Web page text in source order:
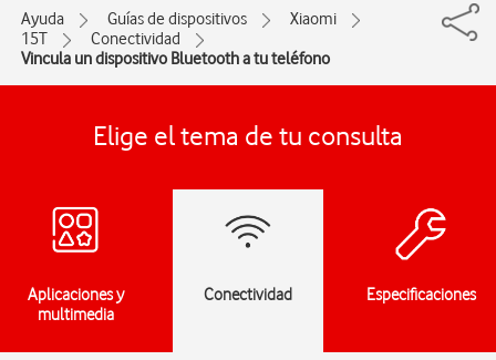
Ayuda Guías de dispositivos
Xiaomi
15T
Conectividad
Vincula un dispositivo Bluetooth a tu teléfono
Elige el tema de tu consulta
Aplicaciones y
multimedia
Conectividad Especificaciones